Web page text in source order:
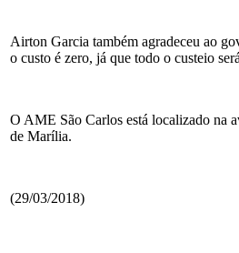
Airton Garcia também agradeceu ao
o custo é zero, já que todo o custeio
O AME São Carlos está localizado na
de Marília.
(29/03/2018)